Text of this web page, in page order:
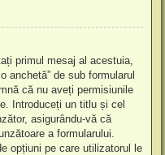
primul mesaj al acestuia,
anchetă” de sub formularul
că nu aveți permisiunile
Introduceți un titlu și cel
asigurându-vă că
a formularului.
opțiuni pe care utilizatorul le